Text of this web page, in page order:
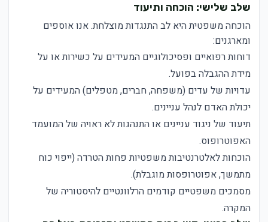
שלב שלישי: הוכחה ותיעוד
הוכחה משפטית היא לב התנגדות מוצלחת. אנו אוספים
ומארגנים:
דוחות רפואיים ופסיכולוגיים המעידים על כשירות או על
מידת ההגבלה בפועל.
עדויות של עדים (משפחה, חברים, מטפלים) המעידים על
יכולת האדם לנהל עניינים.
תיעוד של ניגוד עניינים או התנהגות לא ראויה של המועמד
האפוטרופוס.
הוכחות לאלטרנטיבות משפטיות פחות הטרדה (ייפוי כוח
מתמשך, אפוטרופסות מוגבלת).
מסמכים משפטיים קודמים הרלוונטיים להיסטוריה של
המקרה.